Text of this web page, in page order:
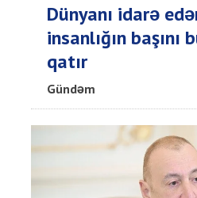
Dünyanı idarə
insanlığın başını
qatır
Gündəm